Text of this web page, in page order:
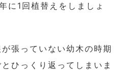
に1回植替えをしましょ
張っていない幼木の時期
ひっくり返ってしまいま